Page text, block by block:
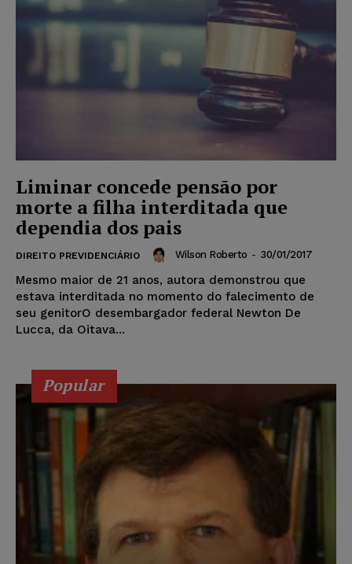
Liminar concede pensão por
morte a filha interditada que
dependia dos pais
DIREITO PREVIDENCIÁRIO Wilson Roberto - 30/01/2017
Mesmo maior de 21 anos, autora demonstrou que
estava interditada no momento do falecimento de
seu genitorO desembargador federal Newton De
Lucca, da Oitava...
Popular